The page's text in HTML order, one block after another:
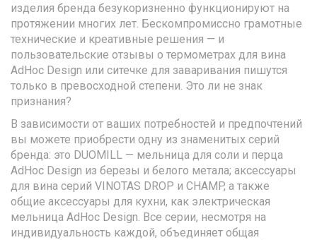
изделия бренда безукоризненно функционируют на
протяжении многих лет. Бескомпромиссно грамотные
технические и креативные решения — и
пользовательские отзывы о термометрах для вина
AdHoc Design или ситечке для заваривания пишутся
только в превосходной степени. Это ли не знак
признания?
В зависимости от ваших потребностей и предпочтений
вы можете приобрести одну из знаменитых серий
бренда: это DUOMILL — мельница для соли и перца
AdHoc Design из березы и белого метала; аксессуары
для вина серий VINOTAS DROP и CHAMP, а также
общие аксессуары для кухни, как электрическая
мельница AdHoc Design. Все серии, несмотря на
индивидуальность каждой, объединяет общая